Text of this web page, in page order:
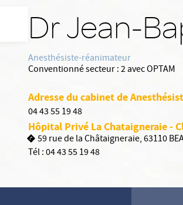
Dr Jean-
Anesthésiste-réanimateur
Conventionné secteur :2 avec OPTAM
Adresse du cabinet de
04 43 55 19 48
Hôpital Privé La Chataigneraie -
59 rue de la Châtaigneraie, 63110
Tél :04 43 55 19 48